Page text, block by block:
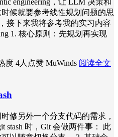
候就要参考线性规划问题的思
接下来我将参考我的实习内容
1. 核心原则：先规划再实现
度 4人点赞 MuWinds 阅读全文
修另外一个分支代码的需求，
stash 时，Git 会做两件事： 此